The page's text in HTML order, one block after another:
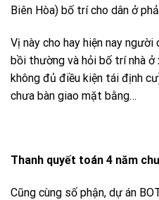
Biên Hòa) bố trí cho dân ở
Vị này cho hay hiện nay
bồi thường và hỏi bố trí nhà
không đủ điều kiện tái định
chưa bàn giao mặt bằng…
Thanh quyết toán 4 năm
Cũng cùng số phận, dự án